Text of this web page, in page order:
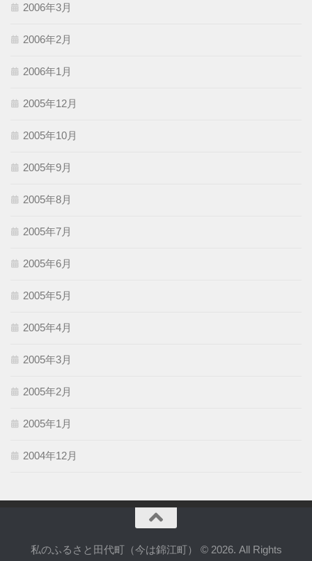
2006年3月
2006年2月
2006年1月
2005年12月
2005年10月
2005年9月
2005年8月
2005年7月
2005年6月
2005年5月
2005年4月
2005年3月
2005年2月
2005年1月
2004年12月
私のふるさと田代町（今は錦江町） © 2026. All Rights